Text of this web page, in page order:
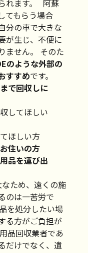
れます。 阿蘇
てもらう場合
分の車で大きな
が生じ、不便に
ません。 そのた
のような外部の
すすめです。
で回収しに
してほしい
ほしい方
住いの方
品を運び出
ため、遠くの施
のは一苦労で
を処分したい場
る方がご負担が
品回収業者であ
だけでなく、遺